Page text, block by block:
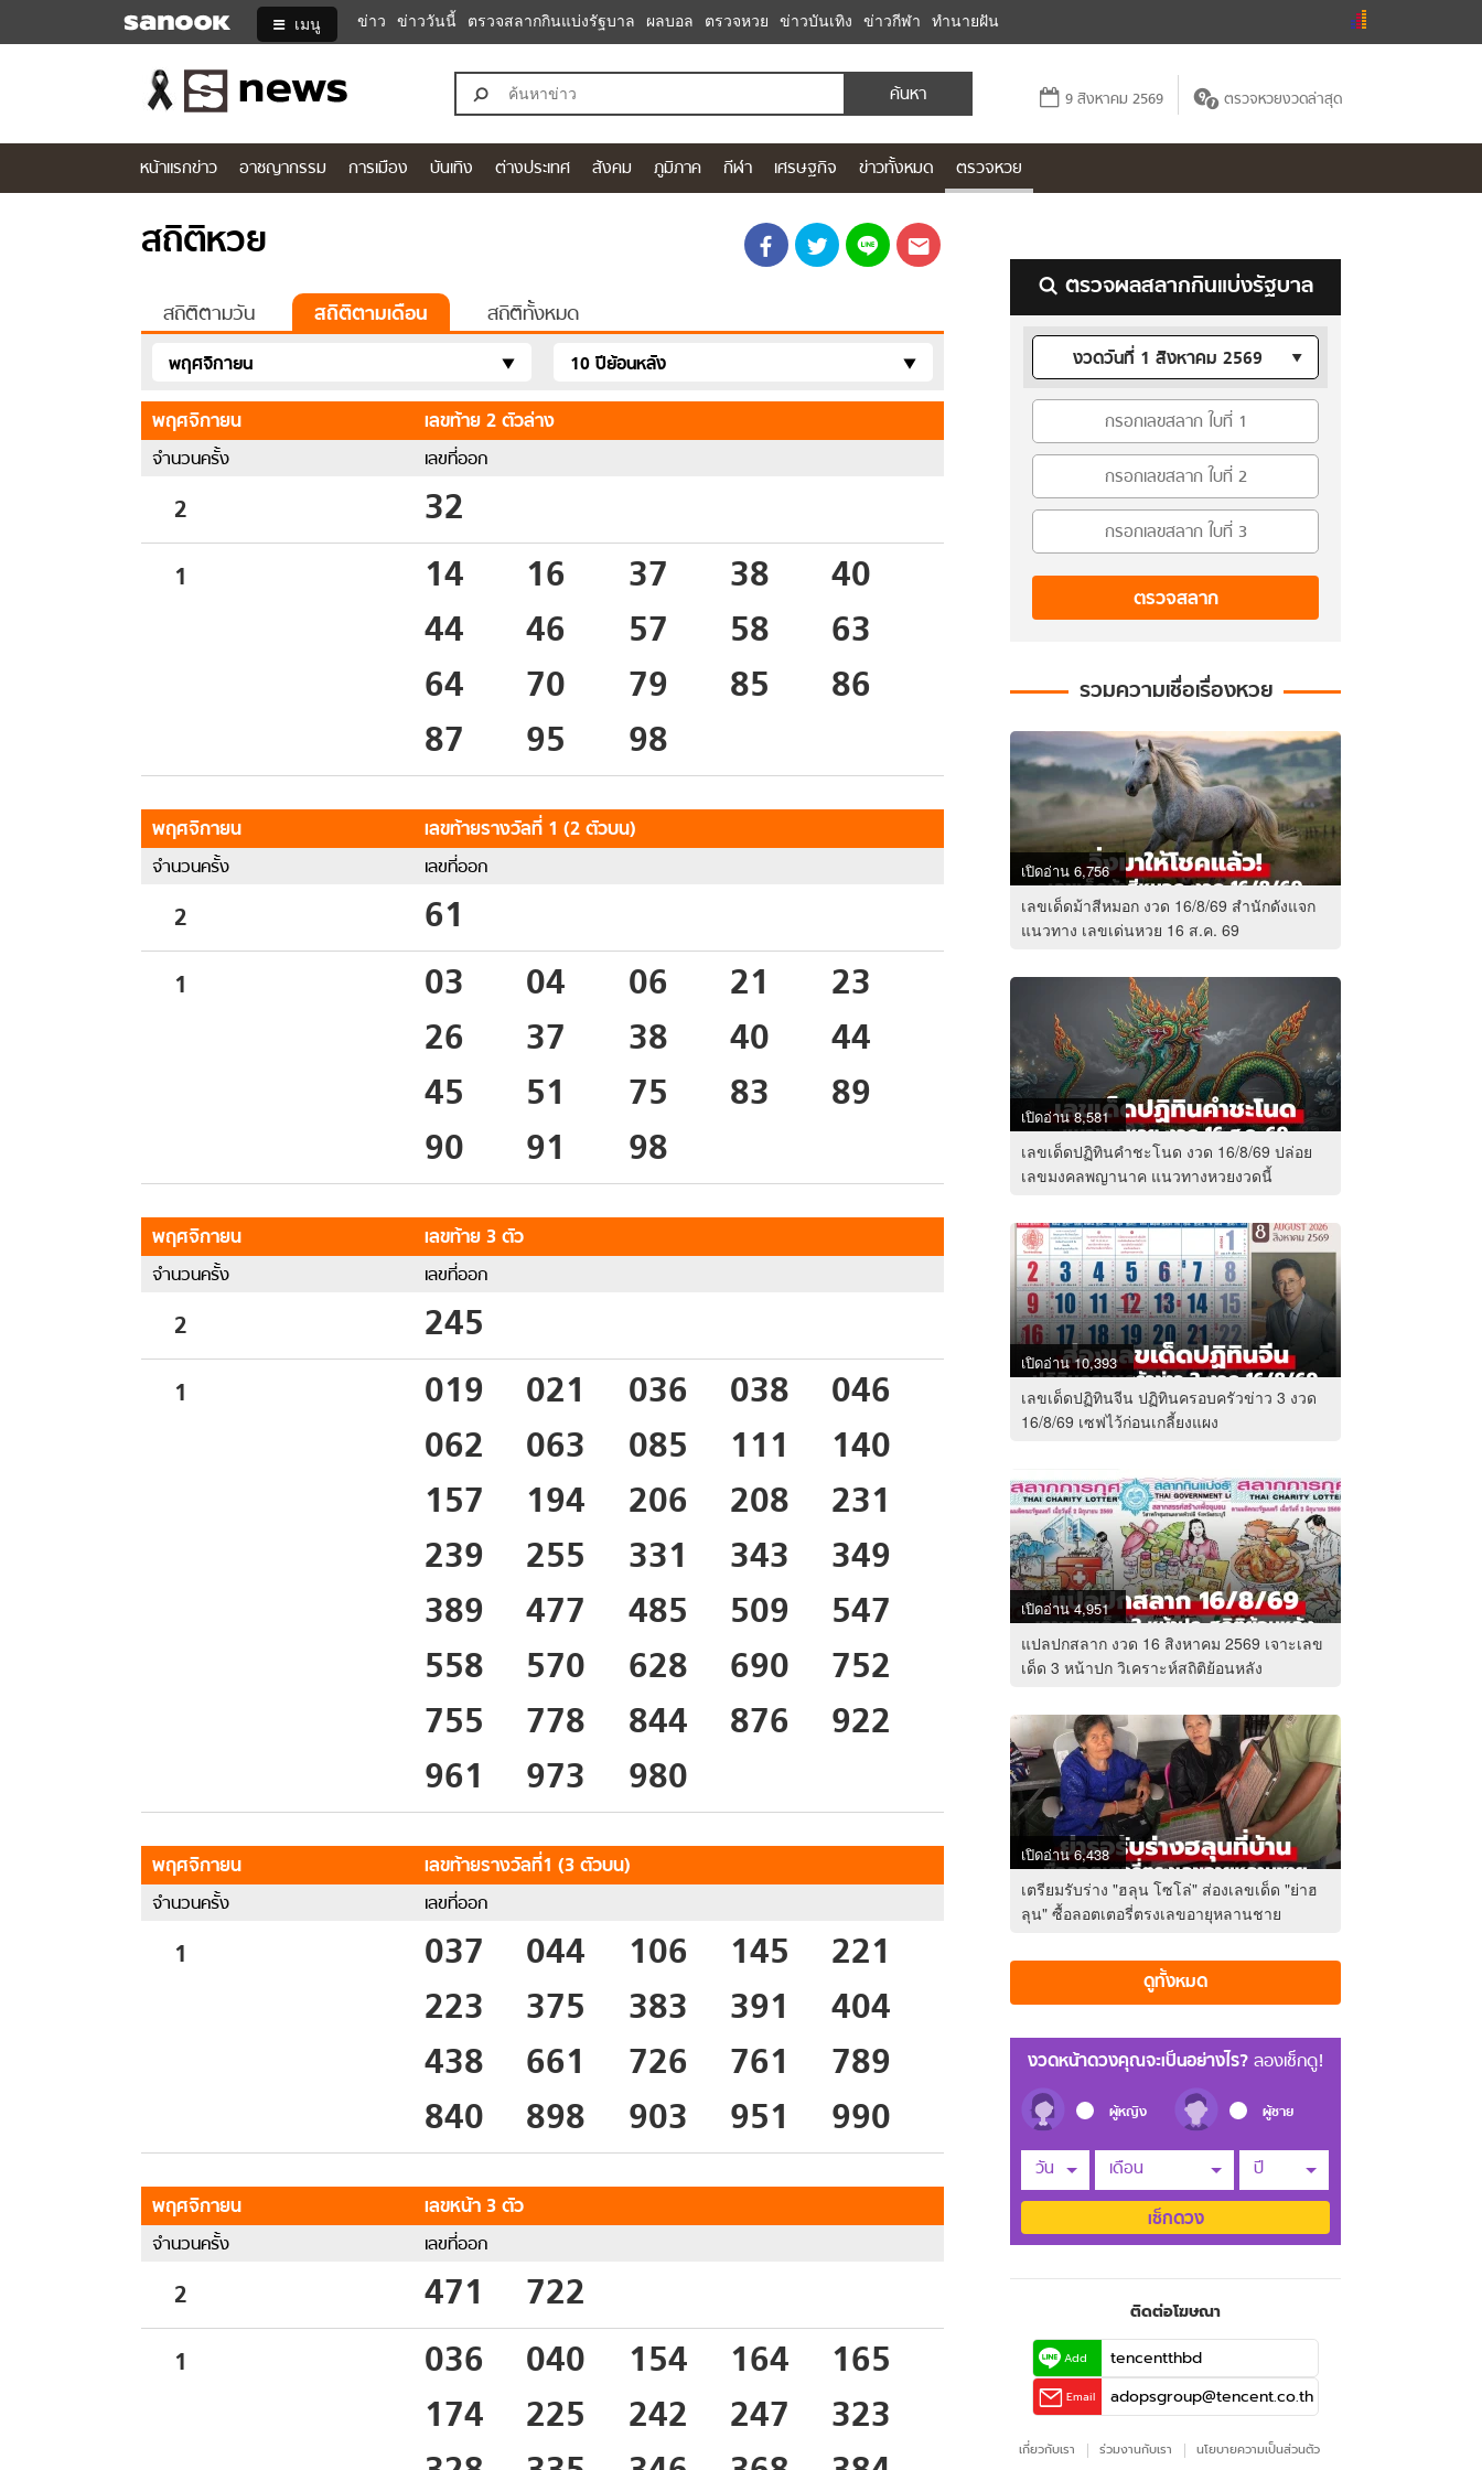
เมนู ข่าว ข่าววันนี้ ตรวจสลากกินแบ่งรัฐบาล ผลบอล ตรวจหวย ข่าวบันเทิง ข่าวกีฬา ทำนายฝัน
ข่าว ข่าววันนี้ ข่าวบันเทิง ข่าวด่วน ข่าวสด ข่าวดารา
9 สิงหาคม 2569 ตรวจหวยงวดล่าสุด
หน้าแรกข่าว อาชญากรรม การเมือง บันเทิง ต่างประเทศ สังคม ภูมิภาค กีฬา เศรษฐกิจ ข่าวทั้งหมด ตรวจหวย
สถิติหวย
สถิติตามวัน สถิติตามเดือน สถิติทั้งหมด
พฤศจิกายน 10 ปีย้อนหลัง
พฤศจิกายน เลขท้าย 2 ตัวล่าง
จำนวนครั้ง เลขที่ออก
2 32
1 14 16 37 38
40
44
46 57 58
63
64
70 79 85
86
87
95 98
พฤศจิกายน เลขท้ายรางวัลที่ 1 (2 ตัวบน)
จำนวนครั้ง เลขที่ออก
2 61
1 03 04 06 21
23
26
37 38 40
44
45
51 75 83
89
90
91 98
พฤศจิกายน เลขท้าย 3 ตัว
จำนวนครั้ง เลขที่ออก
2 245
1 019 021 036 038
046
062
063 085 111
140
157
194 206 208
231
239
255 331 343
349
389
477 485 509
547
558
570 628 690
752
755
778 844 876
922
961
973 980
พฤศจิกายน เลขท้ายรางวัลที่1 (3 ตัวบน)
จำนวนครั้ง เลขที่ออก
1 037 044 106 145
221
223
375 383 391
404
438
661 726 761
789
840
898 903 951 990
พฤศจิกายน เลขหน้า 3 ตัว
จำนวนครั้ง เลขที่ออก
2 471 722
1 036 040 154 164
165
174
225 242 247
323
ตรวจผลสลากกินแบ่งรัฐบาล
งวดวันที่ 1 สิงหาคม 2569
ตรวจสลาก
รวมความเชื่อเรื่องหวย
เลขเด็ดม้าสีหมอก งวด 16/8/69 สำนักดังแจก
แนวทาง เลขเด่นหวย 16 ส.ค. 69
เปิดอ่าน 6,756
เลขเด็ดปฏิทินคำชะโนด งวด 16/8/69 ปล่อย
เลขมงคลพญานาค แนวทางหวยงวดนี้
เปิดอ่าน 8,581
เลขเด็ดปฏิทินจีน ปฏิทินครอบครัวข่าว 3 งวด
16/8/69 เซฟไว้ก่อนเกลี้ยงแผง
เปิดอ่าน 10,393
แปลปกสลาก งวด 16 สิงหาคม 2569 เจาะเลข
เด็ด 3 หน้าปก วิเคราะห์สถิติย้อนหลัง
เปิดอ่าน 4,951
เตรียมรับร่าง "ฮลุน โซโล่" ส่องเลขเด็ด "ย่าฮ
ลุน" ซื้อลอตเตอรี่ตรงเลขอายุหลานชาย
เปิดอ่าน 6,438
ดูทั้งหมด
งวดหน้าดวงคุณจะเป็นอย่างไร?ลองเช็กดู!
ผู้หญิง ผู้ชาย
วัน เดือน ปี
เช็กดวง
ติดต่อโฆษณา
Add tencentthbd
Email adopsgroup@tencent.co.th
เกี่ยวกับเรา ร่วมงานกับเรา นโยบายความเป็นส่วนตัว